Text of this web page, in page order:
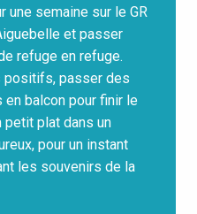
une semaine sur le GR
et passer
refuge en refuge.
positifs, passer des
balcon pour finir le
petit plat dans un
pour un instant
les souvenirs de la